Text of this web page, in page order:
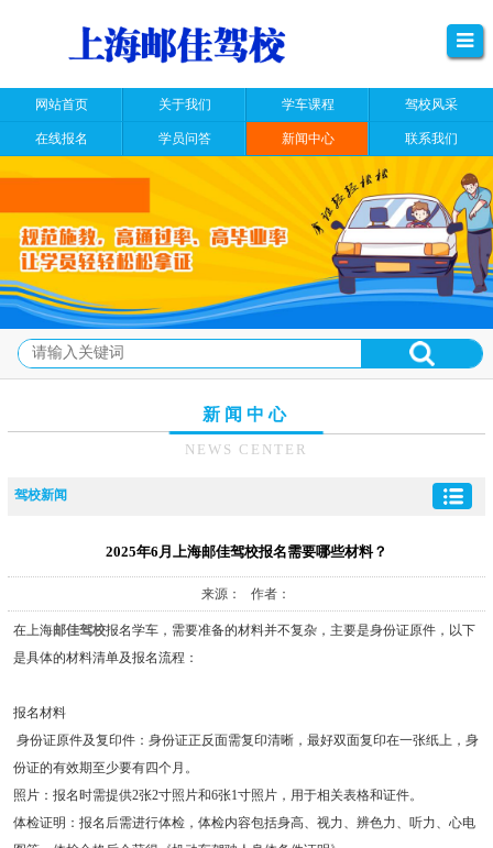
网站首页 关于我们 学车课程 驾校风采
在线报名 学员问答 新闻中心 联系我们
新闻中心
NEWS CENTER
驾校新闻
2025年6月上海邮佳驾校报名需要哪些材料？
来源： 作者：
在上海邮佳驾校报名学车，需要准备的材料并不复杂，主要是身份证原件，以下
是具体的材料清单及报名流程：
报名材料
身份证原件及复印件：身份证正反面需复印清晰，最好双面复印在一张纸上，身
份证的有效期至少要有四个月。
照片：报名时需提供2张2寸照片和6张1寸照片，用于相关表格和证件。
体检证明：报名后需进行体检，体检内容包括身高、视力、辨色力、听力、心电